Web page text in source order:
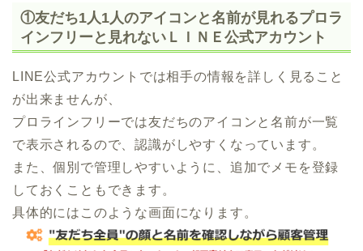
①友だち1人1人のアイコンと名前が見れるプロラ
インフリーと見れないＬＩＮＥ公式アカウント
LINE公式アカウントでは相手の情報を詳しく見ること
が出来ませんが、
プロラインフリーでは友だちのアイコンと名前が一覧
で表示されるので、認識がしやすくなっています。
また、個別で管理しやすいように、追加でメモを登録
しておくこともできます。
具体的にはこのような画面になります。